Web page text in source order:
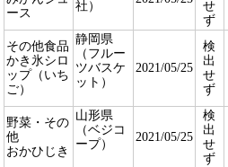
ース
社）
せ
ず
その他食品
かき氷シロ
ップ（いち
ご）
静岡県
（フルー
ツバスケ
ット）
2021/05/25
検
出
せ
ず
野菜・その
他
おかひじき
山形県
（ベジコ
ープ）
2021/05/25
検
出
せ
ず